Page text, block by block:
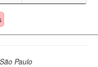
Paulo